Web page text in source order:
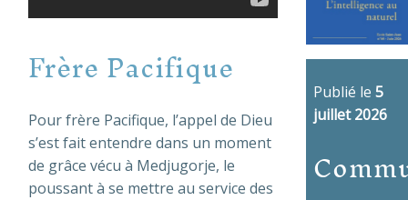
Frère Pacifique
Pour frère Pacifique, l’appel de Dieu
s’est fait entendre dans un moment
de grâce vécu à Medjugorje, le
poussant à se mettre au service des
Publié le 5
juillet 2026